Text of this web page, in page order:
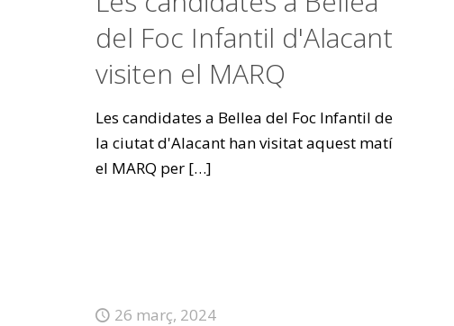
del Foc Infantil d'Alacant
visiten el MARQ
Les candidates a Bellea del Foc Infantil de
la ciutat d'Alacant han visitat aquest matí
el MARQ per[…]
26 març, 2024